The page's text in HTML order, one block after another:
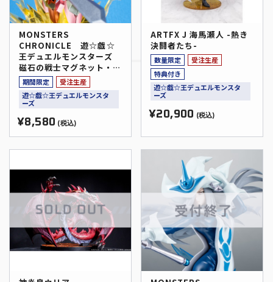
MONSTERS
CHRONICLE 遊☆戯☆
王デュエルモンスターズ
磁石の戦士マグネット・バ
ルキリオン
期間限定
受注生産
遊☆戯☆王デュエルモンスタ
ーズ
¥8,580 (税込)
ARTFX J 海馬瀬人 -熱き
決闘者たち-
数量限定
受注生産
特典付き
遊☆戯☆王デュエルモンスタ
ーズ
¥20,900 (税込)